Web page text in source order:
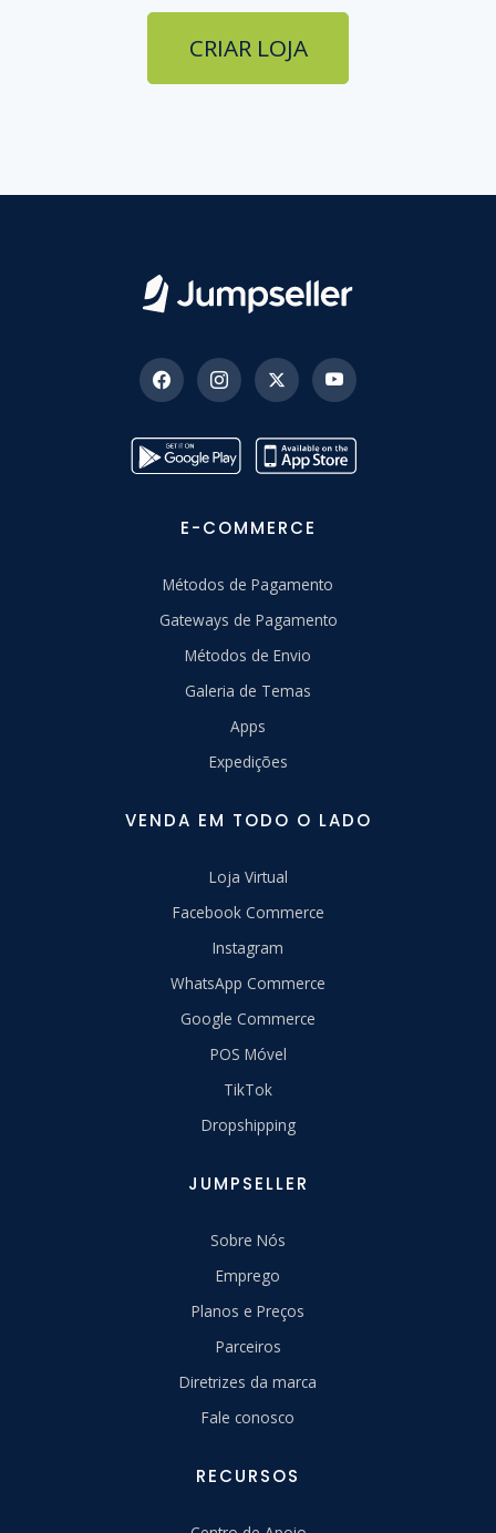
CRIAR LOJA
E-COMMERCE
Métodos de Pagamento
Gateways de Pagamento
Métodos de Envio
Galeria de Temas
Apps
Expedições
VENDA EM TODO O LADO
Loja Virtual
Facebook Commerce
Instagram
WhatsApp Commerce
Google Commerce
POS Móvel
TikTok
Dropshipping
JUMPSELLER
Sobre Nós
Emprego
Planos e Preços
Parceiros
Diretrizes da marca
Fale conosco
RECURSOS